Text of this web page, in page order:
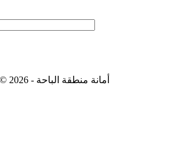
© 2026 - أمانة منطقة الباحة